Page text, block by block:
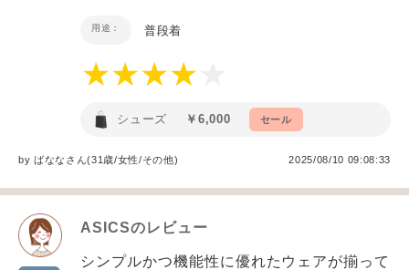
用途： 普段着
シューズ ￥6,000 セール
byばなな さん(31歳/女性/その他) 2025/08/10 09:08:33
ASICSのレビュー
シンプルかつ機能性に優れたウェアが揃って